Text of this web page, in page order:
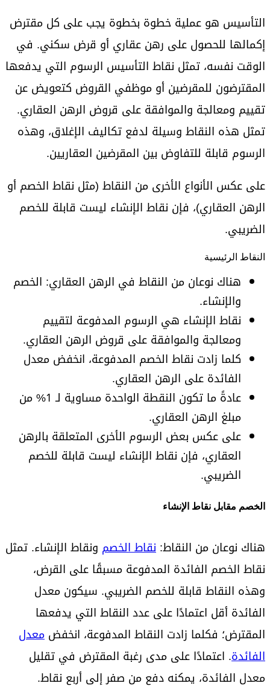
التأسيس هو عملية خطوة بخطوة يجب على كل مقترض
إكمالها للحصول على رهن عقاري أو قرض سكني. في
الوقت نفسه، تمثل نقاط التأسيس الرسوم التي يدفعها
المقترضون للمقرضين أو موظفي القروض كتعويض عن
تقييم ومعالجة والموافقة على قروض الرهن العقاري.
تمثل هذه النقاط وسيلة لدفع تكاليف الإغلاق، وهذه
الرسوم قابلة للتفاوض بين المقرضين العقاريين.
على عكس الأنواع الأخرى من النقاط (مثل نقاط الخصم أو
الرهن العقاري)، فإن نقاط الإنشاء ليست قابلة للخصم
الضريبي.
النقاط الرئيسية
هناك نوعان من النقاط في الرهن العقاري: الخصم
والإنشاء.
نقاط الإنشاء هي الرسوم المدفوعة لتقييم
ومعالجة والموافقة على قروض الرهن العقاري.
كلما زادت نقاط الخصم المدفوعة، انخفض معدل
الفائدة على الرهن العقاري.
عادةً ما تكون النقطة الواحدة مساوية لـ 1% من
مبلغ الرهن العقاري.
على عكس بعض الرسوم الأخرى المتعلقة بالرهن
العقاري، فإن نقاط الإنشاء ليست قابلة للخصم
الضريبي.
الخصم مقابل نقاط الإنشاء
هناك نوعان من النقاط: نقاط الخصم ونقاط الإنشاء. تمثل
نقاط الخصم الفائدة المدفوعة مسبقًا على القرض،
وهذه النقاط قابلة للخصم الضريبي. سيكون معدل
الفائدة أقل اعتمادًا على عدد النقاط التي يدفعها
المقترض؛ فكلما زادت النقاط المدفوعة، انخفض معدل
الفائدة. اعتمادًا على مدى رغبة المقترض في تقليل
معدل الفائدة، يمكنه دفع من صفر إلى أربع نقاط.